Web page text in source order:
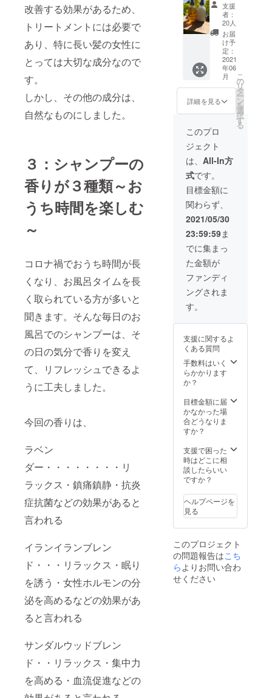
改善する効果があるため、
トリートメントには必要で
あり、特に長い髪の女性に
とっては大切な成分なので
す。
しかし、その他の成分は、
自然なものにしました。
３：シャンプーの
香りが３種類～お
うち時間を楽しむ
～
コロナ禍でおうち時間が長
くなり、お風呂タイムを長
く取られている方が多いと
聞きます。そんな毎日のお
風呂でのシャンプーは、そ
の日の気分で香りを変え
て、リフレッシュできるよ
うに工夫しました。
今回の香りは、
ラベン
ダー・・・・・・・・リ
ラックス・鎮痛鎮静・抗炎
症抗菌などの効果があると
言われる
イランイランブレン
ド・・・リラックス・眠り
を誘う・女性ホルモンの分
泌を高めるなどの効果があ
ると言われる
サンダルウッドブレン
ド・・リラックス・集中力
を高める・血流促進などの
て、
「出張
はちみ
つ搾
り」を
しちゃ
いま
す。
朝、巣
箱から
抜いた
離機な
もっ
て、目
の前で
「はち
みつ」
を搾っ
て差し
上げま
枠の具
合によ
ります
が、2枚
or４枚
で、２
～３キ
ます。
きれい
なビン
など入
れ物
は、用
ます。
観察用
のみつ
行きま
す。女
王バチ
を探し
たり、
食育に
なるよ
うな体
ますの
で、複
数のご
家族で
参加さ
Maa
Honey
Shamp
oo &
Treatm
entセッ
ンプー
は、
〔ラベ
ン
〔イラ
ンイラ
ンブレ
ンド〕
〔サン
ダル
ウッド
ブレン
ド〕か
ら選び
くださ
い。 ト
リート
メント
は、
〔ラベ
ン
ダー〕
※税・送
※定価
6,170円
（税・
送料込
IRE価格
の１
０％off
支援
者：
20人
お届
け予
定：
2021
年06
月
詳細を見る
こ
の
リ
タ
ー
ン
を
選
択
す
る
このプロ
ジェクト
は、 All-In方
式です。
目標金額に
関わらず、
2021/05/30
23:59:59ま
でに集まっ
た金額が
ファンディ
ングされま
す。
支援に関するよ
くある質問
手数料はいく
らかかります
か？
目標金額に届
かなかった場
合どうなりま
すか？
支援で困った
時はどこに相
談したらいい
ですか？
ヘルプページを
見る
このプロジェクト
の問題報告はこち
らよりお問い合わ
せください